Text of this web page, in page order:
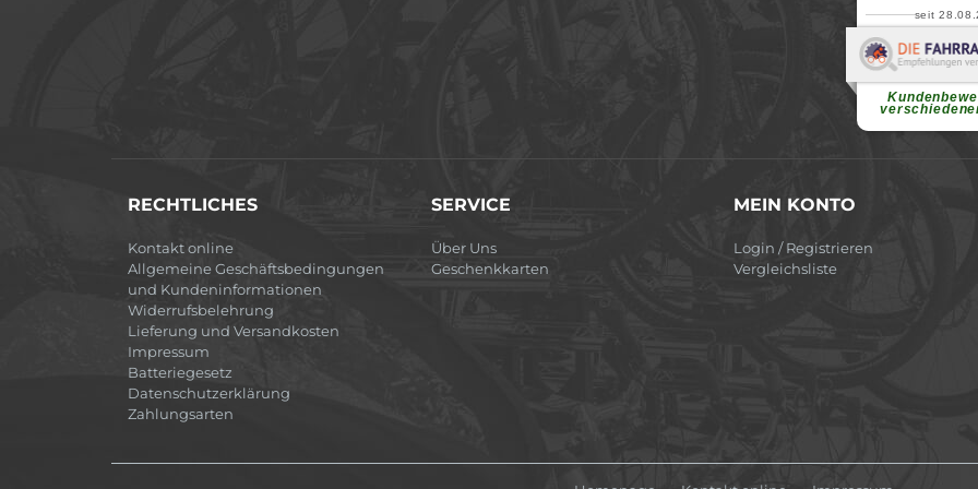
seit
Superschnelle und
weiterlesen
RECHTLICHES
Kontakt online
Allgemeine Geschäftsbedingungen
und Kundeninformationen
Widerrufsbelehrung
Lieferung und Versandkosten
Impressum
Batteriegesetz
Datenschutzerklärung
Zahlungsarten
SERVICE
Über Uns
Geschenkkarten
MEIN KONTO
Login / Registrieren
Vergleichsliste